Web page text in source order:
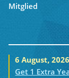
Mitglied
6 August,
Get 1 Extra